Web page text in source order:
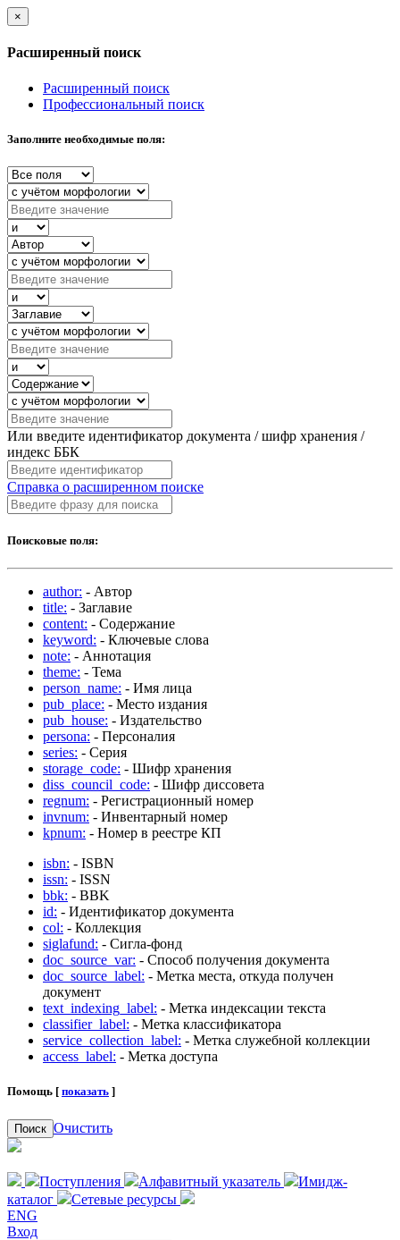
×
Расширенный поиск
Расширенный поиск
Профессиональный поиск
Заполните необходимые поля:
Или введите идентификатор документа / шифр хранения /
индекс ББК
Справка о расширенном поиске
Поисковые поля:
author: - Автор
title: - Заглавие
content: - Содержание
keyword: - Ключевые слова
note: - Аннотация
theme: - Тема
person_name: - Имя лица
pub_place: - Место издания
pub_house: - Издательство
persona: - Персоналия
series: - Серия
storage_code: - Шифр хранения
diss_council_code: - Шифр диссовета
regnum: - Регистрационный номер
invnum: - Инвентарный номер
kpnum: - Номер в реестре КП
isbn: - ISBN
issn: - ISSN
bbk: - BBK
id: - Идентификатор документа
col: - Коллекция
siglafund: - Сигла-фонд
doc_source_var: - Способ получения документа
doc_source_label: - Метка места, откуда получен
документ
text_indexing_label: - Метка индексации текста
classifier_label: - Метка классификатора
service_collection_label: - Метка служебной коллекции
access_label: - Метка доступа
Помощь [ показать ]
Поиск Очистить
Поступления Алфавитный указатель
Имидж-
каталог
Сетевые ресурсы
ENG
Вход